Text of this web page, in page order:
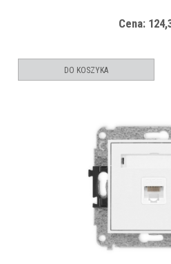
Cena:
DO KOSZYKA